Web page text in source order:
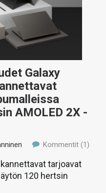
Galaxy
AMOLED 2X -
Kommentit (1)
tarjoavat
120 hertsin